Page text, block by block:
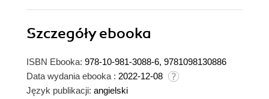
Szczegółyebooka
ISBN Ebooka: 978-10-981-3088-6, 9781098130886
Data wydania ebooka : 2022-12-08
Język publikacji: angielski